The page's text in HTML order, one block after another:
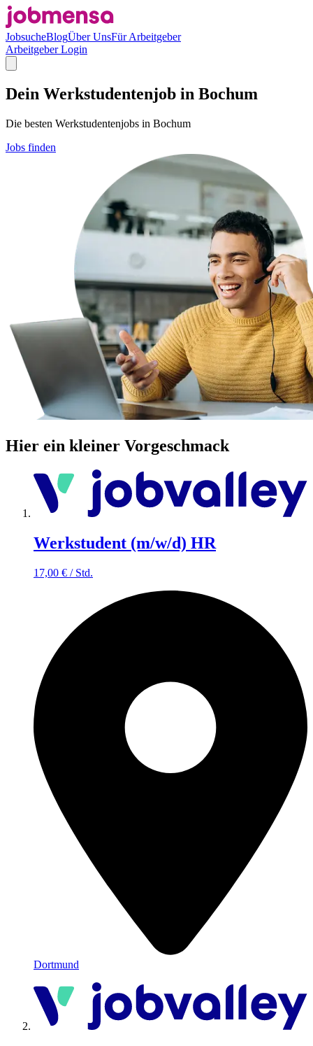
JobsucheBlogÜber UnsFür Arbeitgeber
Arbeitgeber Login
Dein Werkstudentenjob in Bochum
Die besten Werkstudentenjobs in Bochum
Jobs finden
Hier ein kleiner Vorgeschmack
Werkstudent (m/w/d) HR
17,00 € / Std.
Dortmund